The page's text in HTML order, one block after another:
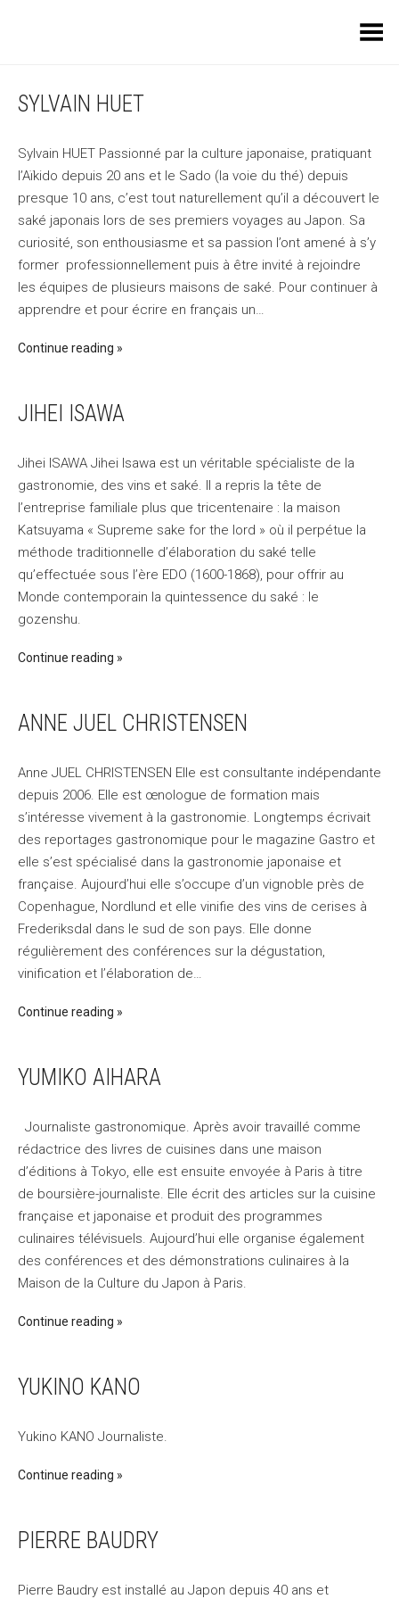
Toggle Menu
SYLVAIN HUET
Sylvain HUET Passionné par la culture japonaise, pratiquant
l’Aïkido depuis 20 ans et le Sado (la voie du thé) depuis
presque 10 ans, c’est tout naturellement qu’il a découvert le
saké japonais lors de ses premiers voyages au Japon. Sa
curiosité, son enthousiasme et sa passion l’ont amené à s’y
former professionnellement puis à être invité à rejoindre
les équipes de plusieurs maisons de saké. Pour continuer à
apprendre et pour écrire en français un…
Continue reading
JIHEI ISAWA
Jihei ISAWA Jihei Isawa est un véritable spécialiste de la
gastronomie, des vins et saké. Il a repris la tête de
l’entreprise familiale plus que tricentenaire : la maison
Katsuyama « Supreme sake for the lord » où il perpétue la
méthode traditionnelle d’élaboration du saké telle
qu’effectuée sous l’ère EDO (1600-1868), pour offrir au
Monde contemporain la quintessence du saké : le
gozenshu.
Continue reading
ANNE JUEL CHRISTENSEN
Anne JUEL CHRISTENSEN Elle est consultante indépendante
depuis 2006. Elle est œnologue de formation mais
s’intéresse vivement à la gastronomie. Longtemps écrivait
des reportages gastronomique pour le magazine Gastro et
elle s’est spécialisé dans la gastronomie japonaise et
française. Aujourd’hui elle s’occupe d’un vignoble près de
Copenhague, Nordlund et elle vinifie des vins de cerises à
Frederiksdal dans le sud de son pays. Elle donne
régulièrement des conférences sur la dégustation,
vinification et l’élaboration de…
Continue reading
YUMIKO AIHARA
Journaliste gastronomique. Après avoir travaillé comme
rédactrice des livres de cuisines dans une maison
d’éditions à Tokyo, elle est ensuite envoyée à Paris à titre
de boursière-journaliste. Elle écrit des articles sur la cuisine
française et japonaise et produit des programmes
culinaires télévisuels. Aujourd’hui elle organise également
des conférences et des démonstrations culinaires à la
Maison de la Culture du Japon à Paris.
Continue reading
YUKINO KANO
Yukino KANO Journaliste.
Continue reading
PIERRE BAUDRY
Pierre Baudry est installé au Japon depuis 40 ans et